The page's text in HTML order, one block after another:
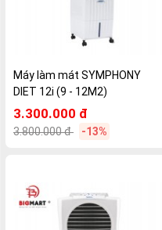
Máy làm mát SYMPHONY
DIET 12i (9 - 12M2)
3.300.000 đ
3.800.000 đ -13%